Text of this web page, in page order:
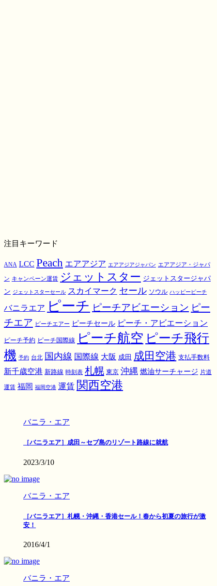
注目キーワード
ANA LCC Peach エアアジア エアアジアジャパン エアアジア・ジャパ
ン キャンペーン運賃 ジェットスター ジェットスタージャパ
ン ジェットスターセール スカイマーク セール ソウル ハッピーピーチ
バニラエア ピーチ ピーチアビエーション ピー
チエア ピーチエアー ピーチセール ピーチ・アビエーション
ピーチ予約 ピーチ国際線 ピーチ航空 ピーチ飛行
機 予約 台北 国内線 国際線 大阪 成田 成田空港 支払手数料
新千歳空港 新路線 時刻表 札幌 東京 沖縄 燃油サーチャージ 片道
運賃 福岡 福岡空港 運賃 関西空港
バニラ・エア
［バニラエア］成田～セブ島のリゾート路線に就航
2023/3/10
バニラ・エア
［バニラエア］札幌・沖縄・香港セール！春から初夏の旅行が激
安！
2016/4/1
バニラ・エア